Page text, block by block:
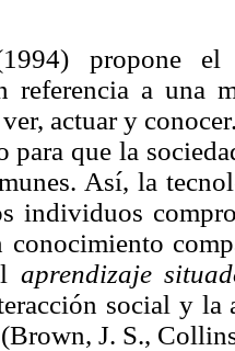
propone
referencia a una
actuar y
para que la
Así, la
individuos
conocimiento
aprendizaje
social y
(Brown, J. S.,